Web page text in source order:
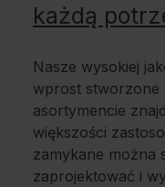
każdą
Nasze wysokiej
wprost stworzone
asortymencie
większości
zamykane można
zaprojektować i